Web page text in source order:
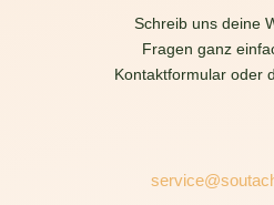
Schreib uns deine
Fragen ganz
Kontaktformular oder